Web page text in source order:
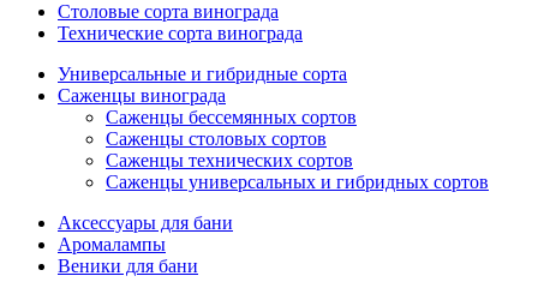
Столовые сорта винограда
Технические сорта винограда
Универсальные и гибридные сорта
Саженцы винограда
Саженцы бессемянных сортов
Саженцы столовых сортов
Саженцы технических сортов
Саженцы универсальных и гибридных сортов
Аксессуары для бани
Аромалампы
Веники для бани